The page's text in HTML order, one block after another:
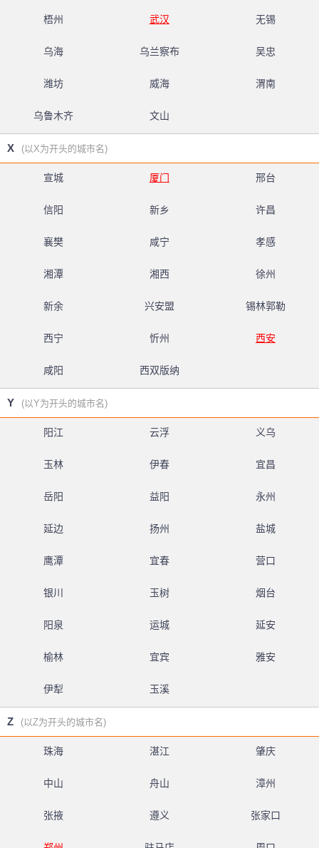
梧州 武汉 无锡
乌海 乌兰察布 吴忠
潍坊 威海 渭南
乌鲁木齐 文山
X (以X为开头的城市名)
宣城 厦门 邢台
信阳 新乡 许昌
襄樊 咸宁 孝感
湘潭 湘西 徐州
新余 兴安盟 锡林郭勒
西宁 忻州 西安
咸阳 西双版纳
Y (以Y为开头的城市名)
阳江 云浮 义乌
玉林 伊春 宜昌
岳阳 益阳 永州
延边 扬州 盐城
鹰潭 宜春 营口
银川 玉树 烟台
阳泉 运城 延安
榆林 宜宾 雅安
伊犁 玉溪
Z (以Z为开头的城市名)
珠海 湛江 肇庆
中山 舟山 漳州
张掖 遵义 张家口